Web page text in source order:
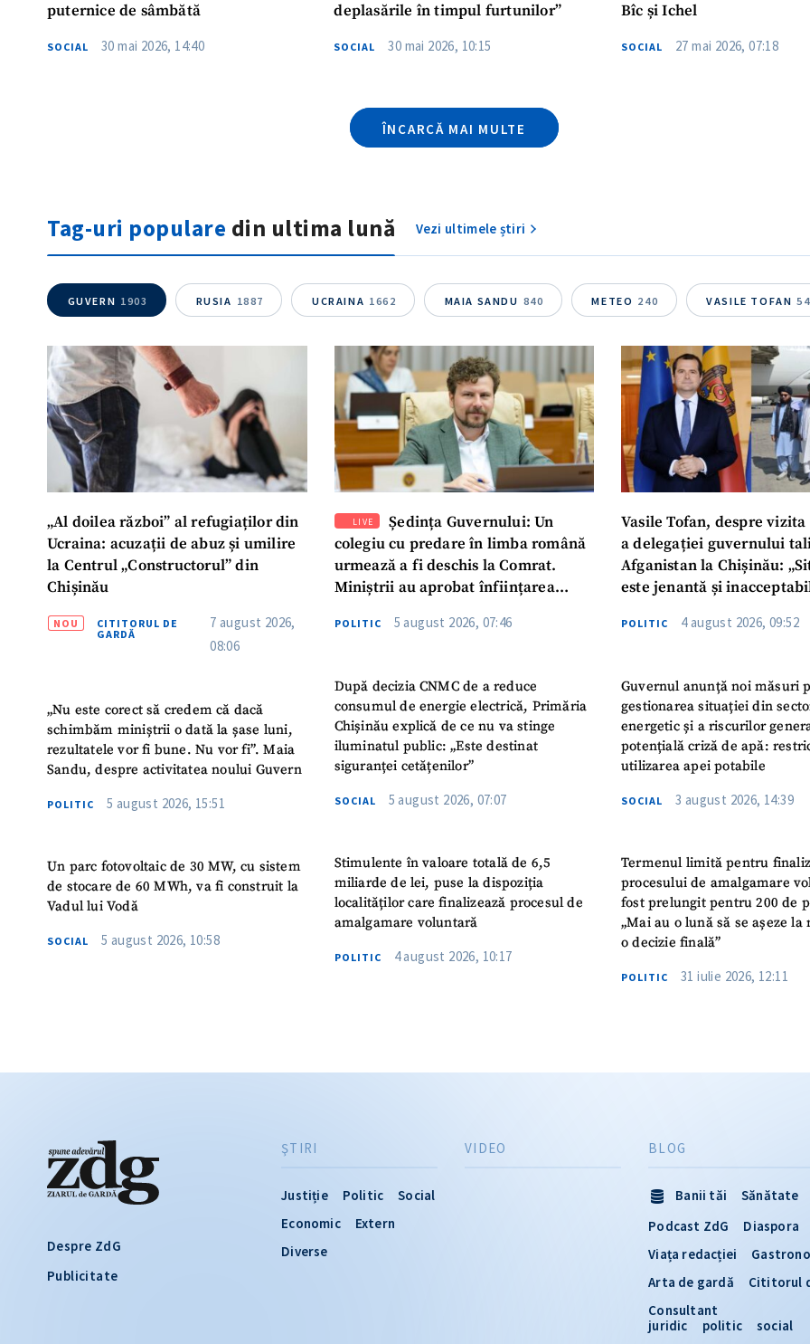
puternice de sâmbătă
SOCIAL 30 mai 2026, 14:40
deplasările în timpul furtunilor”
SOCIAL 30 mai 2026, 10:15
Bîc și Ichel
SOCIAL 27 mai 2026, 07:18
ÎNCARCĂ MAI MULTE
Tag-uri populare din ultima lună Vezi ultimele știri
GUVERN 1903 RUSIA 1887 UCRAINA 1662 MAIA SANDU 840 METEO 240 VASILE TOFAN 54
„Al doilea război” al refugiaților din
Ucraina: acuzații de abuz și umilire
la Centrul „Constructorul” din
Chișinău
NOU
CITITORUL DE
GARDĂ
7 august 2026,
08:06
„Nu este corect să credem că dacă
schimbăm miniștrii o dată la șase luni,
rezultatele vor fi bune. Nu vor fi”. Maia
Sandu, despre activitatea noului Guvern
POLITIC 5 august 2026, 15:51
Un parc fotovoltaic de 30 MW, cu sistem
de stocare de 60 MWh, va fi construit la
Vadul lui Vodă
SOCIAL 5 august 2026, 10:58
LIVE
Ședința Guvernului: Un
colegiu cu predare în limba română
urmează a fi deschis la Comrat.
Miniștrii au aprobat înființarea
Turc „Recep Tayyip Erdogan”
POLITIC 5 august 2026, 07:46
După decizia CNMC de a reduce
consumul de energie electrică, Primăria
Chișinău explică de ce nu va stinge
iluminatul public: „Este destinat
siguranței cetățenilor”
SOCIAL 5 august 2026, 07:07
Stimulente în valoare totală de 6,5
miliarde de lei, puse la dispoziția
localităților care finalizează procesul de
amalgamare voluntară
POLITIC 4 august 2026, 10:17
Vasile Tofan, despre vizita
a delegației guvernului
Afganistan la Chișinău:
este jenantă și
POLITIC 4 august 2026, 09:52
Guvernul anunță noi măsuri
gestionarea situației din
energetic și a riscurilor
potențială criză de apă:
utilizarea apei potabile
SOCIAL 3 august 2026, 14:39
Termenul limită pentru
procesului de amalgamare
fost prelungit pentru 200 de
„Mai au o lună să se așeze la
o decizie finală”
POLITIC 31 iulie 2026, 12:11
Despre ZdG
Publicitate
ŞTIRI
Justiție Politic
Social
Economic
Extern
Diverse
VIDEO BLOG
Banii tăi
Sănătate
Podcast ZdG
Diaspora
Viața redacției
Arta de gardă
Cititorul
Consultant
juridic
politic social
Mesajul știrei + Mesajul știrei
confidențialitate